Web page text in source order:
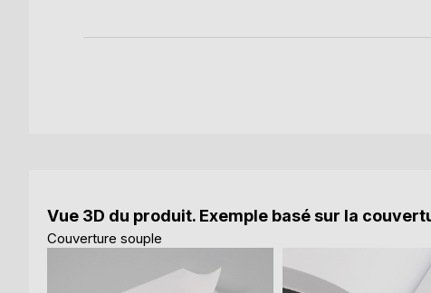
Vue 3D du produit. Exemple basé sur la
Couverture souple